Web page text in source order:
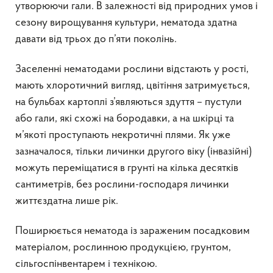
утворюючи гали. В залежності від природних умов і
сезону вирощування культури, нематода здатна
давати від трьох до п’яти поколінь.
Заселенні нематодами рослини відстають у рості,
мають хлоротичний вигляд, цвітіння затримується,
на бульбах картоплі з’являються здуття – пустули
або гали, які схожі на бородавки, а на шкірці та
м’якоті проступають некротичні плями. Як уже
зазначалося, тільки личинки другого віку (інвазійні)
можуть переміщатися в грунті на кілька десятків
сантиметрів, без рослини-господаря личинки
життєздатна лише рік.
Поширюється нематода із зараженим посадковим
матеріалом, рослинною продукцією, грунтом,
сільгоспінвентарем і технікою.